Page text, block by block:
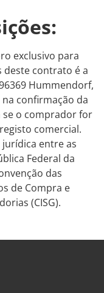
exclusivo para
contrato é a
Hummendorf,
confirmação da
se o comprador for
comercial.
entre as
Federal da
das
de Compra e
(CISG).